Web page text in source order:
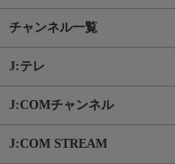
チャンネル一覧
J:テレ
J:COMチャンネル
J:COM STREAM